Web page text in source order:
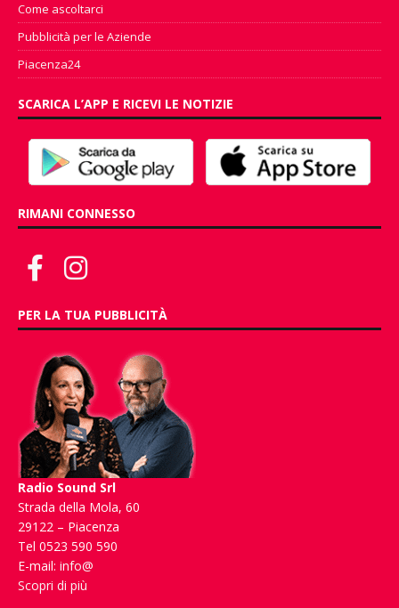
Come ascoltarci
Pubblicità per le Aziende
Piacenza24
SCARICA L’APP E RICEVI LE NOTIZIE
RIMANI CONNESSO
PER LA TUA PUBBLICITÀ
Radio Sound Srl
Strada della Mola, 60
29122 – Piacenza
Tel 0523 590 590
E-mail: info@
Scopri di più